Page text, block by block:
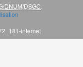
DNUM/DSGC
internet